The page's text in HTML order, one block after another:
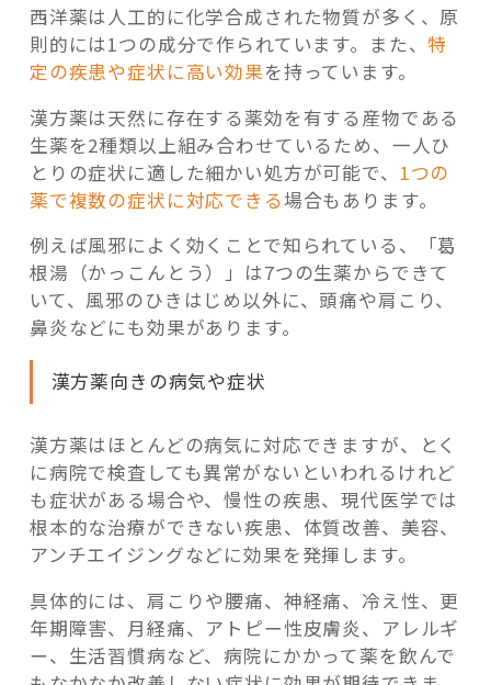
西洋薬は人工的に化学合成された物質が多く、原
則的には1つの成分で作られています。また、特
定の疾患や症状に高い効果を持っています。
漢方薬は天然に存在する薬効を有する産物である
生薬を2種類以上組み合わせているため、一人ひ
とりの症状に適した細かい処方が可能で、 1つの
薬で複数の症状に対応できる場合もあります。
例えば風邪によく効くことで知られている、「葛
根湯（かっこんとう）」は7つの生薬からできて
いて、風邪のひきはじめ以外に、頭痛や肩こり、
鼻炎などにも効果があります。
漢方薬向きの病気や症状
漢方薬はほとんどの病気に対応できますが、とく
に病院で検査しても異常がないといわれるけれど
も症状がある場合や、慢性の疾患、現代医学では
根本的な治療ができない疾患、体質改善、美容、
アンチエイジングなどに効果を発揮します。
具体的には、肩こりや腰痛、神経痛、冷え性、更
年期障害、月経痛、アトピー性皮膚炎、アレルギ
ー、生活習慣病など、病院にかかって薬を飲んで